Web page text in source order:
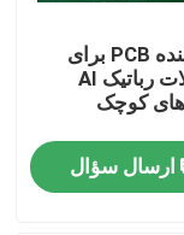
تولید کننده PCB برای
محصولات رباتیک AI
ارسال سؤال